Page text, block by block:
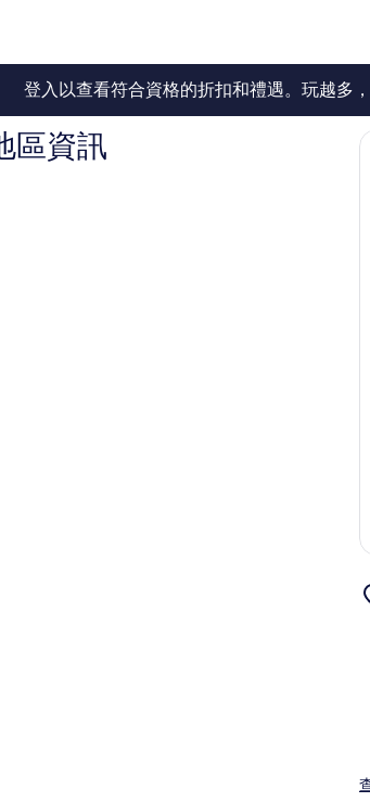
則
評
論
登入以查看符合資格的折扣和禮遇。玩越多
區資訊